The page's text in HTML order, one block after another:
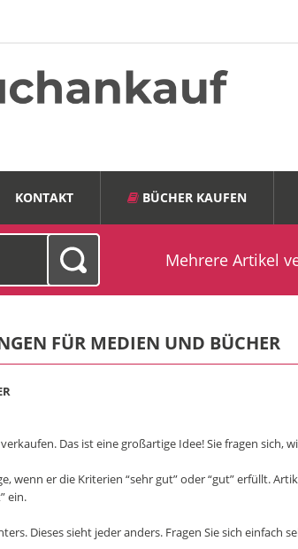
KONTAKT BÜCHER KAUFEN
Mehrere Artikel
FÜR MEDIEN UND BÜCHER
Das ist eine großartige Idee! Sie fragen sich,
er die Kriterien “sehr gut” oder “gut” erfüllt.
ein.
Dieses sieht jeder anders. Fragen Sie sich einfach